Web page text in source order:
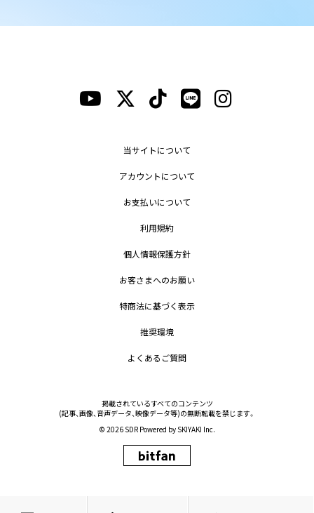
当サイトについて
アカウントについて
お支払いについて
利用規約
個人情報保護方針
お客さまへのお願い
特商法に基づく表示
推奨環境
よくあるご質問
掲載されているすべてのコンテンツ
(記事、画像、音声データ、映像データ等)の無断転載を禁じます。
© 2026 SDR Powered by SKIYAKI Inc.